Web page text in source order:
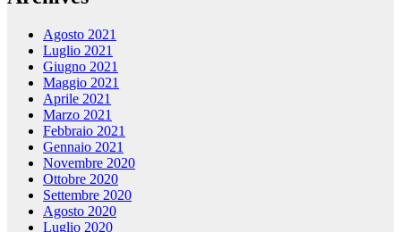
Agosto 2021
Luglio 2021
Giugno 2021
Maggio 2021
Aprile 2021
Marzo 2021
Febbraio 2021
Gennaio 2021
Novembre 2020
Ottobre 2020
Settembre 2020
Agosto 2020
Luglio 2020